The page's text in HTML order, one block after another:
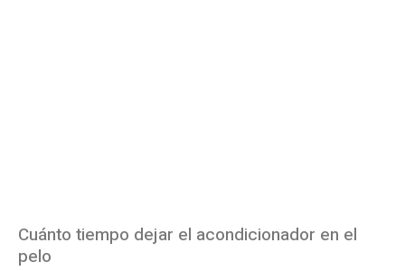
Cuánto tiempo dejar el acondicionador en el
pelo